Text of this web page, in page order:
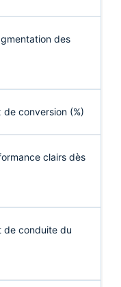
des
conversion (%)
clairs dès
de conduite du